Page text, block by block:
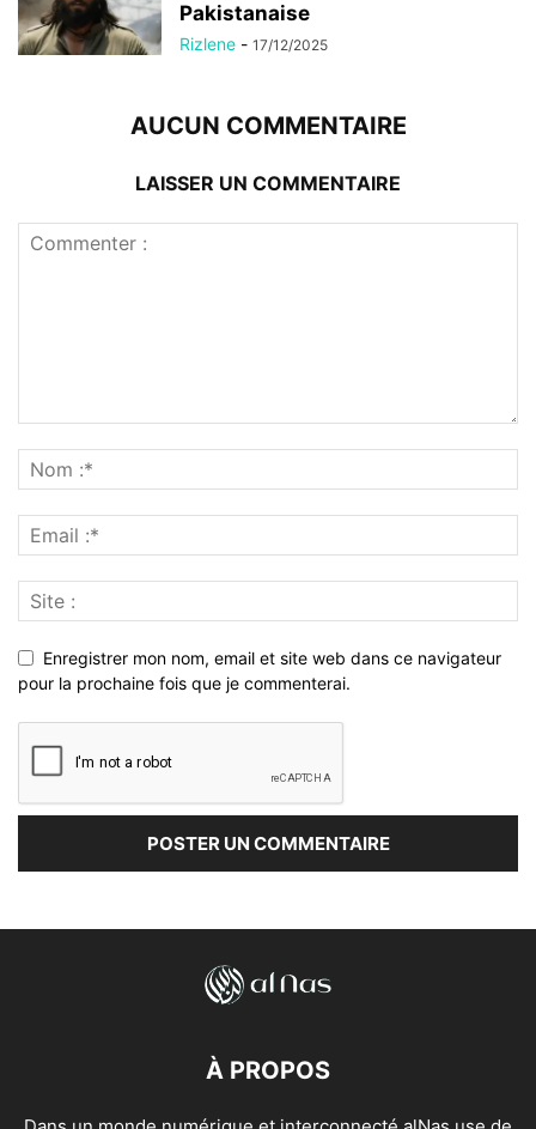
Pakistanaise
Rizlene - 17/12/2025
AUCUN COMMENTAIRE
LAISSER UN COMMENTAIRE
Enregistrer mon nom, email et site web dans ce navigateur
pour la prochaine fois que je commenterai.
À PROPOS